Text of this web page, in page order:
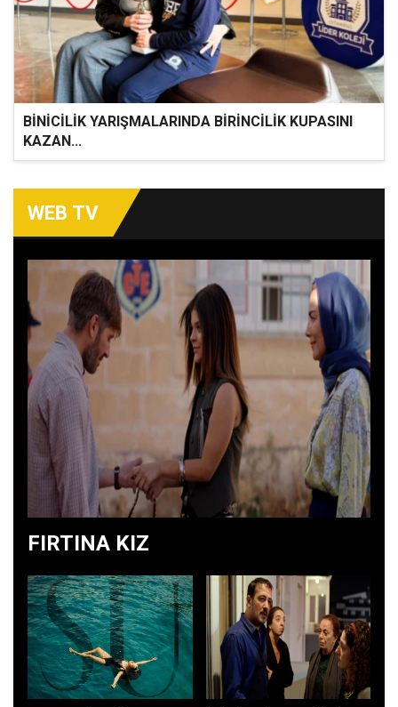
BİNİCİLİK YARIŞMALARINDA BİRİNCİLİK KUPASINI
KAZAN...
WEB TV
FIRTINA KIZ